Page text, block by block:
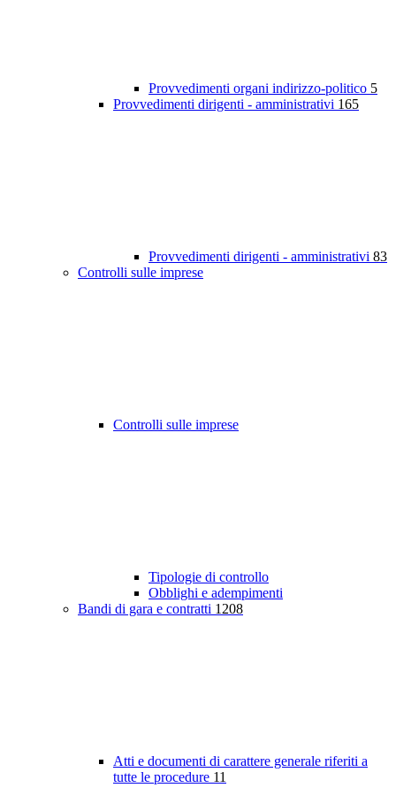
Provvedimenti organi indirizzo-politico 5
Provvedimenti dirigenti - amministrativi 165
Provvedimenti dirigenti - amministrativi 83
Controlli sulle imprese
Controlli sulle imprese
Tipologie di controllo
Obblighi e adempimenti
Bandi di gara e contratti 1208
Atti e documenti di carattere generale riferiti a
tutte le procedure 11